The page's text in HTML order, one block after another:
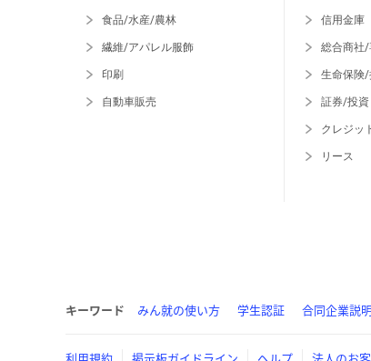
食品/水産/農林
繊維/アパレル服飾
印刷
自動車販売
信用金庫
総合商社/
生命保険
証券/投資
クレジッ
リース
キーワード みん就の使い方 学生認証 合同企業説